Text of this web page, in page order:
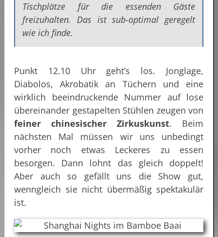
Tischplätze für die essenden Gäste
freizuhalten. Das ist sub-optimal geregelt
wie ich finde.
Punkt 12.10 Uhr geht’s los. Jonglage,
Diabolos, Akrobatik an Tüchern und eine
wirklich beeindruckende Nummer auf lose
übereinander gestapelten Stühlen zeugen von
feiner chinesischer Zirkuskunst. Beim
nächsten Mal müssen wir uns unbedingt
vorher noch etwas Leckeres zu essen
besorgen. Dann lohnt das gleich doppelt!
Aber auch so gefällt uns die Show gut,
wenngleich sie nicht übermäßig spektakulär
ist.